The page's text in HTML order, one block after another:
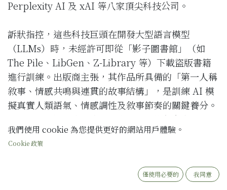
Perplexity AI 及 xAI 等八家頂尖科技公司。
訴狀指控，這些科技巨頭在開發大型語言模型
（LLMs）時，未經許可即從「影子圖書館」（如
The Pile、LibGen、Z-Library 等）下載盜版書籍
進行訓練。出版商主張，其作品所具備的「第一人稱
敘事、情感共鳴與連貫的故事結構」，是訓練 AI 模
擬真實人類語氣、情感調性及敘事節奏的關鍵養分。
原告強調，被告利用這些「竊取而來的創意表現」構
建了價值數千億美元的商業技術，卻未向版權所有者
支付授權費用或提供補償。
1. 「數據來源」的合法性已成為 AI 專利與商標的致
我們使用 cookie 為您提供更好的網站用戶體驗。
Cookie 政策
僅使用必要的 我同意